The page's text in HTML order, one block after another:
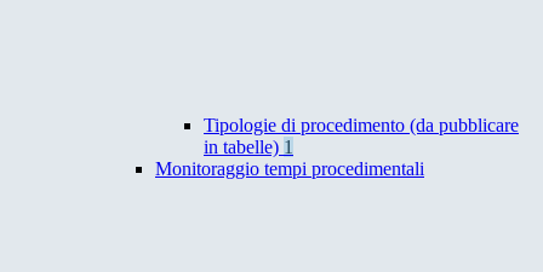
Tipologie di procedimento (da pubblicare
in tabelle) 1
Monitoraggio tempi procedimentali